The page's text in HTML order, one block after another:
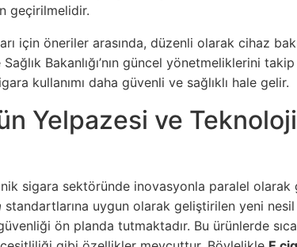
geçirilmelidir.
için öneriler arasında, düzenli olarak cihaz
Bakanlığı’nın güncel yönetmeliklerini
kullanımı daha güvenli ve sağlıklı hale gelir.
Yelpazesi ve
sigara sektöründe inovasyonla paralel olarak
standartlarına uygun olarak geliştirilen yeni nesil
ön planda tutmaktadır. Bu ürünlerde